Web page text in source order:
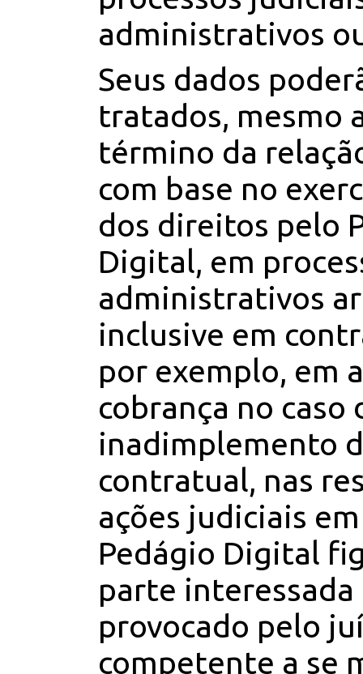
administrativos
Seus dados
tratados, mesmo
término da
com base no
dos direitos pelo
Digital, em
administrativos
inclusive em
por exemplo, em
cobrança no caso
inadimplemento
contratual, nas
ações judiciais
Pedágio Digital
parte interessada
provocado pelo
competente a se